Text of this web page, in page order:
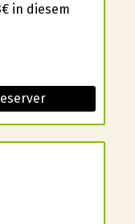
in diesem